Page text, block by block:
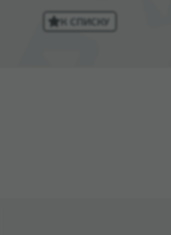
К СПИСКУ